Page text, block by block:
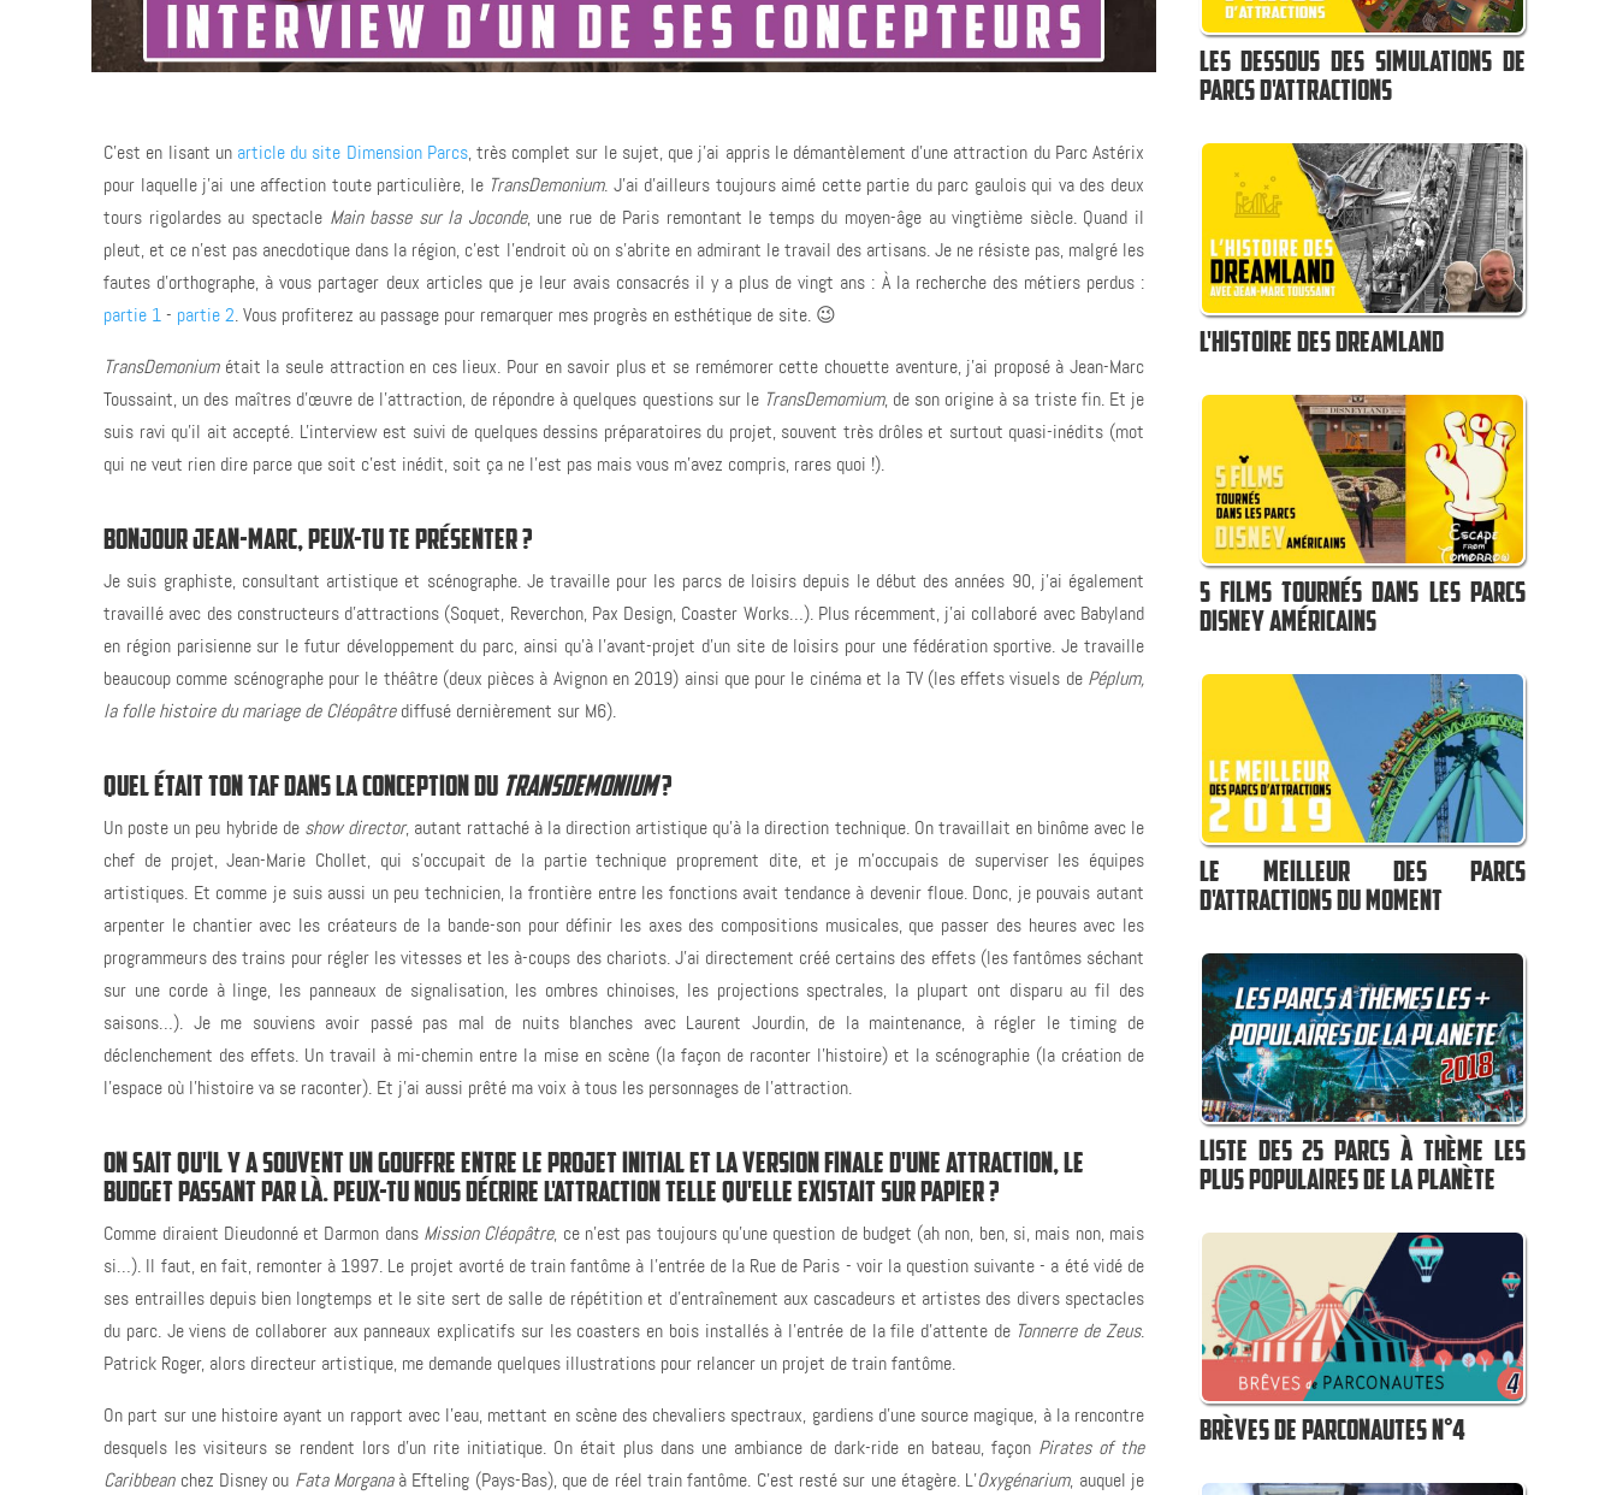
C'est en lisant un article du site Dimension Parcs, très complet sur le sujet, que j'ai appris le démantèlement d'une attraction du Parc Astérix
pour laquelle j'ai une affection toute particulière, le TransDemonium. J'ai d'ailleurs toujours aimé cette partie du parc gaulois qui va des deux
tours rigolardes au spectacle Main basse sur la Joconde, une rue de Paris remontant le temps du moyen-âge au vingtième siècle. Quand il
pleut, et ce n'est pas anecdotique dans la région, c'est l'endroit où on s'abrite en admirant le travail des artisans. Je ne résiste pas, malgré les
fautes d'orthographe, à vous partager deux articles que je leur avais consacrés il y a plus de vingt ans : À la recherche des métiers perdus :
partie 1 - partie 2. Vous profiterez au passage pour remarquer mes progrès en esthétique de site. 😉
TransDemoniumétait la seule attraction en ces lieux. Pour en savoir plus et se remémorer cette chouette aventure, j'ai proposé à Jean-Marc
Toussaint, un des maîtres d’œuvre de l'attraction, de répondre à quelques questions sur le TransDemomium, de son origine à sa triste fin. Et je
suis ravi qu'il ait accepté. L'interview est suivi de quelques dessins préparatoires du projet, souvent très drôles et surtout quasi-inédits (mot
qui ne veut rien dire parce que soit c'est inédit, soit ça ne l'est pas mais vous m'avez compris, rares quoi !).
BONJOUR JEAN-MARC, PEUX-TU TE PRÉSENTER ?
Je suis graphiste, consultant artistique et scénographe. Je travaille pour les parcs de loisirs depuis le début des années 90, j’ai également
travaillé avec des constructeurs d’attractions (Soquet, Reverchon, Pax Design, Coaster Works…). Plus récemment, j’ai collaboré avec Babyland
en région parisienne sur le futur développement du parc, ainsi qu’à l’avant-projet d’un site de loisirs pour une fédération sportive. Je travaille
beaucoup comme scénographe pour le théâtre (deux pièces à Avignon en 2019) ainsi que pour le cinéma et la TV (les effets visuels de Péplum,
la folle histoire du mariage de Cléopâtrediffusé dernièrement sur M6).
QUEL ÉTAIT TON TAF DANS LA CONCEPTION DU TRANSDEMONIUM?
Un poste un peu hybride de show director, autant rattaché à la direction artistique qu’à la direction technique. On travaillait en binôme avec le
chef de projet, Jean-Marie Chollet, qui s’occupait de la partie technique proprement dite, et je m’occupais de superviser les équipes
artistiques. Et comme je suis aussi un peu technicien, la frontière entre les fonctions avait tendance à devenir floue. Donc, je pouvais autant
arpenter le chantier avec les créateurs de la bande-son pour définir les axes des compositions musicales, que passer des heures avec les
programmeurs des trains pour régler les vitesses et les à-coups des chariots. J’ai directement créé certains des effets (les fantômes séchant
sur une corde à linge, les panneaux de signalisation, les ombres chinoises, les projections spectrales, la plupart ont disparu au fil des
saisons…). Je me souviens avoir passé pas mal de nuits blanches avec Laurent Jourdin, de la maintenance, à régler le timing de
déclenchement des effets. Un travail à mi-chemin entre la mise en scène (la façon de raconter l’histoire) et la scénographie (la création de
l’espace où l’histoire va se raconter). Et j’ai aussi prêté ma voix à tous les personnages de l’attraction.
ON SAIT QU'IL Y A SOUVENT UN GOUFFRE ENTRE LE PROJET INITIAL ET LA VERSION FINALE D'UNE ATTRACTION, LE
BUDGET PASSANT PAR LÀ. PEUX-TU NOUS DÉCRIRE L'ATTRACTION TELLE QU'ELLE EXISTAIT SUR PAPIER ?
Comme diraient Dieudonné et Darmon dans Mission Cléopâtre, ce n’est pas toujours qu’une question de budget (ah non, ben, si, mais non, mais
si…). Il faut, en fait, remonter à 1997. Le projet avorté de train fantôme à l’entrée de la Rue de Paris - voir la question suivante - a été vidé de
ses entrailles depuis bien longtemps et le site sert de salle de répétition et d’entraînement aux cascadeurs et artistes des divers spectacles
du parc. Je viens de collaborer aux panneaux explicatifs sur les coasters en bois installés à l’entrée de la file d’attente de Tonnerre de Zeus.
Patrick Roger, alors directeur artistique, me demande quelques illustrations pour relancer un projet de train fantôme.
On part sur une histoire ayant un rapport avec l’eau, mettant en scène des chevaliers spectraux, gardiens d’une source magique, à la rencontre
desquels les visiteurs se rendent lors d’un rite initiatique. On était plus dans une ambiance de dark-ride en bateau, façon Pirates of the
Caribbeanchez Disney ou Fata Morganaà Efteling (Pays-Bas), que de réel train fantôme. C’est resté sur une étagère. L’Oxygénarium, auquel je
LES DESSOUS DES SIMULATIONS DE
PARCS D'ATTRACTIONS
L'HISTOIRE DES DREAMLAND
5 FILMS TOURNÉS DANS LES PARCS
DISNEY AMÉRICAINS
LE MEILLEUR DES PARCS
D'ATTRACTIONS DU MOMENT
LISTE DES 25 PARCS À THÈME LES
PLUS POPULAIRES DE LA PLANÈTE
BRÈVES DE PARCONAUTES N°4